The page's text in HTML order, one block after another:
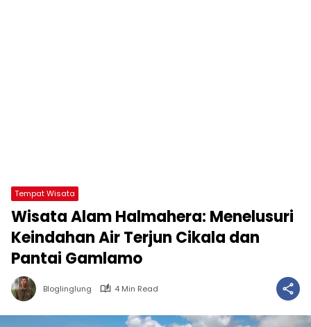
Tempat Wisata
Wisata Alam Halmahera: Menelusuri
Keindahan Air Terjun Cikala dan
Pantai Gamlamo
Bloglinglung 4 Min Read